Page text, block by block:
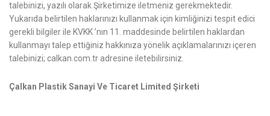
talebinizi, yazılı olarak Şirketimize iletmeniz gerekmektedir.
Yukarıda belirtilen haklarınızı kullanmak için kimliğinizi tespit edici
gerekli bilgiler ile KVKK ’nın 11. maddesinde belirtilen haklardan
kullanmayı talep ettiğiniz hakkınıza yönelik açıklamalarınızı içeren
talebinizi; calkan.com.tr adresine iletebilirsiniz.
Çalkan Plastik Sanayi Ve Ticaret Limited Şirketi